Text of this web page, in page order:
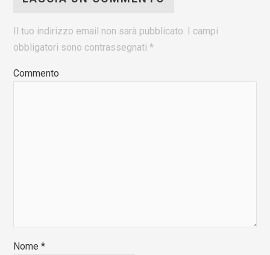
Il tuo indirizzo email non sarà pubblicato. I campi
obbligatori sono contrassegnati*
Commento
Nome*